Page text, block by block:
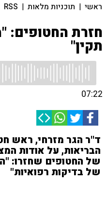
ראשי | תוכניות מלאות |
RSS
חזרת החטופים:
תקין"
07:22
ד''ר הגר מזרחי, ראש
הבריאות, על אודות
של החטופים שחזרו:
של בדיקות רפואיות"